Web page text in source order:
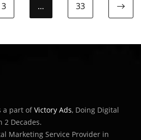
3 … 33
a part ofVictory Ads, Doing Digital
2 Decades.
Marketing Service Provider in